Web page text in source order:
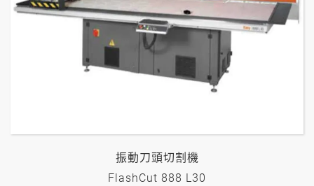
振動刀頭切割機
FlashCut 888 L30